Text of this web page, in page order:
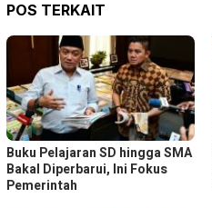
POS TERKAIT
Buku Pelajaran SD hingga SMA
Bakal Diperbarui, Ini Fokus
Pemerintah